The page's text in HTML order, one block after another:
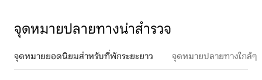
จุดหมายปลายทางน่าสำรวจ
จุดหมายยอดนิยมสำหรับที่พักระยะยาว จุดหมายปลายทางใกล้ๆ